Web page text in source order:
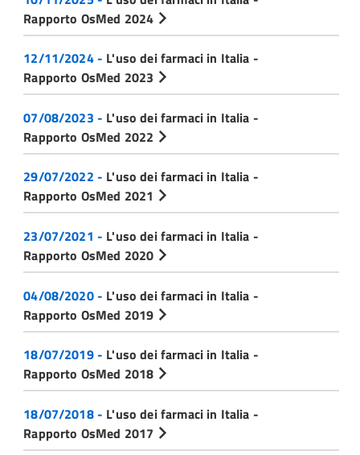
Rapporto OsMed 2024
12/11/2024 - L'uso dei farmaci in Italia -
Rapporto OsMed 2023
07/08/2023 - L'uso dei farmaci in Italia -
Rapporto OsMed 2022
29/07/2022 - L'uso dei farmaci in Italia -
Rapporto OsMed 2021
23/07/2021 - L'uso dei farmaci in Italia -
Rapporto OsMed 2020
04/08/2020 - L'uso dei farmaci in Italia -
Rapporto OsMed 2019
18/07/2019 - L'uso dei farmaci in Italia -
Rapporto OsMed 2018
18/07/2018 - L'uso dei farmaci in Italia -
Rapporto OsMed 2017